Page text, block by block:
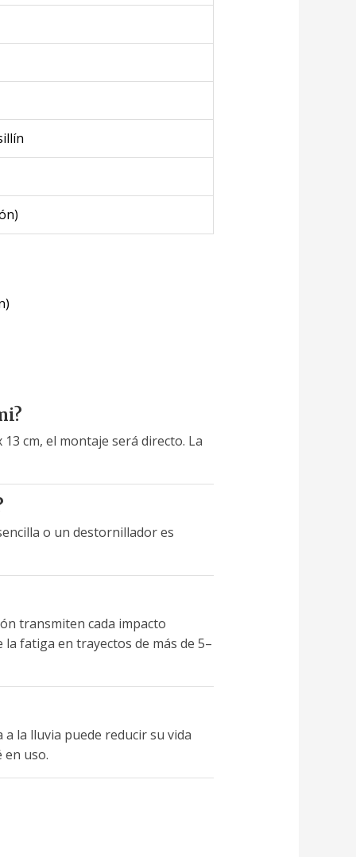
cm, el montaje será directo. La
o un destornillador es
transmiten cada impacto
fatiga en trayectos de más de 5–
la lluvia puede reducir su vida
uso.